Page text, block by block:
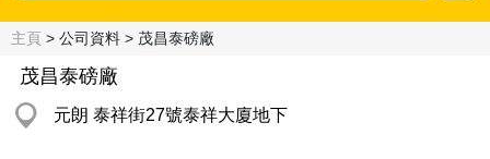
主頁 > 公司資料 > 茂昌泰磅廠
茂昌泰磅廠
元朗 泰祥街27號泰祥大廈地下